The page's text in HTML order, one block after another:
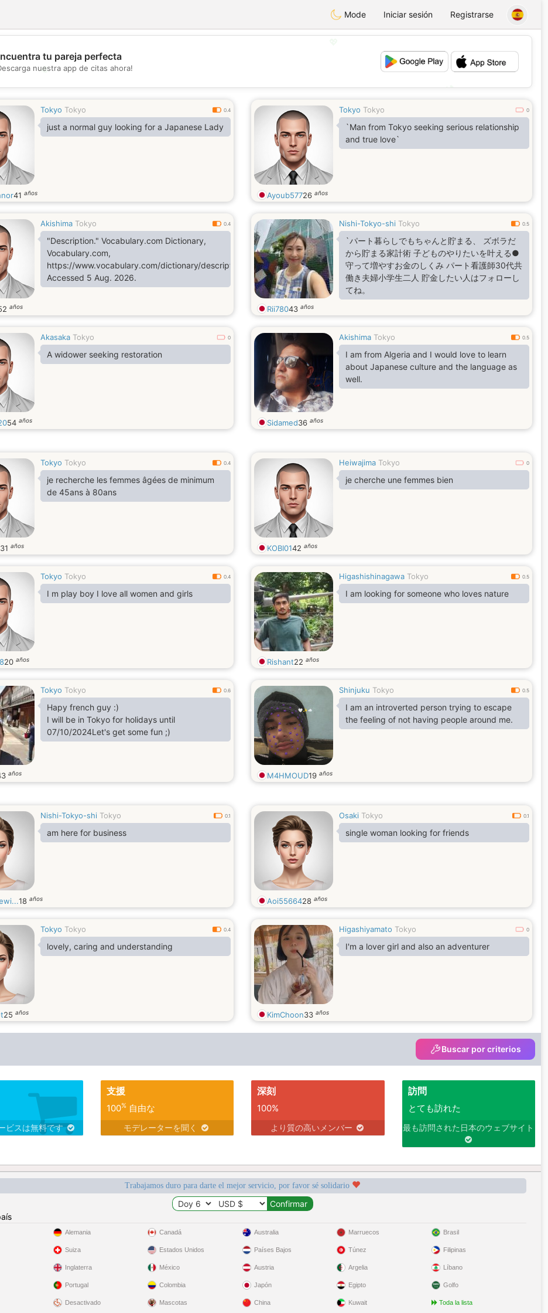
Mode Iniciar sesión Registrarse
💖
💕
tu pareja perfecta
nuestra app de citas ahora!
Tokyo Tokyo 0.4
just a normal guy looking for a Japanese Lady
41 años
Tokyo Tokyo 0
`Man from Tokyo seeking serious relationship
and true love`
Ayoub57726 años
Akishima Tokyo 0.4
"Description." Vocabulary.com Dictionary,
Vocabulary.com,
https://www.vocabulary.com/dictionary/description.
Accessed 5 Aug. 2026.
años
Nishi-Tokyo-shi Tokyo 0.5
`パート暮らしでもちゃんと貯まる、 ズボラだ
から貯まる家計術 子どものやりたいを叶える●
守って増やすお金のしくみ パート看護師30代共
働き夫婦小学生二人 貯金したい人はフォローし
てね。
Rii78043 años
Akasaka Tokyo 0
A widower seeking restoration
54 años
Akishima Tokyo 0.5
I am from Algeria and I would love to learn
about Japanese culture and the language as
well.
Sidamed36 años
Tokyo Tokyo 0.4
je recherche les femmes âgées de minimum
de 45ans à 80ans
31 años
Heiwajima Tokyo 0
je cherche une femmes bien
KOBI0142 años
Tokyo Tokyo 0.4
I m play boy I love all women and girls
20 años
Higashishinagawa Tokyo 0.5
I am looking for someone who loves nature
Rishant22 años
Tokyo Tokyo 0.6
Hapy french guy :)
I will be in Tokyo for holidays until
07/10/2024Let's get some fun ;)
años
Shinjuku Tokyo 0.5
I am an introverted person trying to escape
the feeling of not having people around me.
M4HMOUD19 años
Nishi-Tokyo-shi Tokyo 0.1
am here for business
18 años
Osaki Tokyo 0.1
single woman looking for friends
Aoi5566428 años
Tokyo Tokyo 0.4
lovely, caring and understanding
25 años
Higashiyamato Tokyo 0
I'm a lover girl and also an adventurer
KimChoon33 años
Buscar por criterios
ビスは無料です
支援
100%自由な
モデレーターを聞く
深刻
100%
より質の高いメンバー
訪問
とても訪れた
最も訪問された日本のウェブサイト
Trabajamos duro para darte el mejor servicio, por favor sé solidario
Alemania
Suiza
Inglaterra
Portugal
Desactivado
Canadá
Estados Unidos
México
Colombia
Mascotas
Australia
Países Bajos
Austria
Japón
China
Marruecos
Túnez
Argelia
Egipto
Kuwait
Brasil
Filipinas
Líbano
Golfo
Toda la lista